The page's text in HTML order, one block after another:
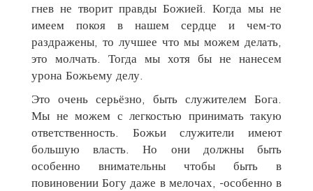
гнев не творит правды Божией. Когда мы не
имеем покоя в нашем сердце и чем-то
раздражены, то лучшее что мы можем делать,
это молчать. Тогда мы хотя бы не нанесем
урона Божьему делу.
Это очень серьёзно, быть служителем Бога.
Мы не можем с легкостью принимать такую
ответственность. Божьи служители имеют
большую власть. Но они должны быть
особенно внимательны чтобы быть в
повиновении Богу даже в мелочах, -особенно в